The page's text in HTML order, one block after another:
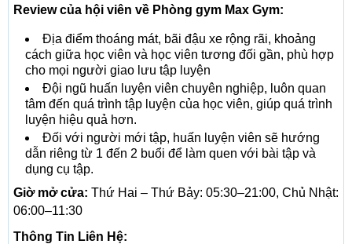
Review của hội viên về Phòng gym Max Gym:
Địa điểm thoáng mát, bãi đậu xe rộng rãi, khoảng
cách giữa học viên và học viên tương đối gần, phù hợp
cho mọi người giao lưu tập luyện
Đội ngũ huấn luyện viên chuyên nghiệp, luôn quan
tâm đến quá trình tập luyện của học viên, giúp quá trình
luyện hiệu quả hơn.
Đối với người mới tập, huấn luyện viên sẽ hướng
dẫn riêng từ 1 đến 2 buổi để làm quen với bài tập và
dụng cụ tập.
Giờ mở cửa: Thứ Hai – Thứ Bảy: 05:30–21:00, Chủ Nhật:
06:00–11:30
Thông Tin Liên Hệ: